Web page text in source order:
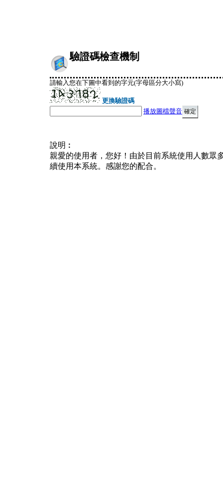
驗證碼檢查機制
請輸入您在下圖中看到的字元(字母區分大小寫)
更換驗證碼
播放圖檔聲音
說明︰
親愛的使用者，您好！由於目前系統使用人數眾
續使用本系統。感謝您的配合。